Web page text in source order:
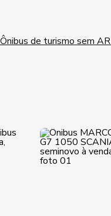
Ônibus de turismo sem